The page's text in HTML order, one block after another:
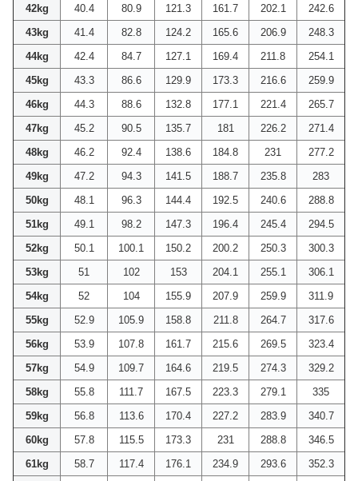
42kg
40.4 80.9 121.3 161.7 202.1
242.6
43kg
41.4 82.8 124.2 165.6 206.9
248.3
44kg
42.4 84.7 127.1 169.4 211.8
254.1
45kg
43.3 86.6 129.9 173.3 216.6
259.9
46kg
44.3 88.6 132.8 177.1 221.4
265.7
47kg
45.2 90.5 135.7 181 226.2
271.4
48kg
46.2 92.4 138.6 184.8 231
277.2
49kg
47.2 94.3 141.5 188.7 235.8
283
50kg
48.1 96.3 144.4 192.5 240.6
288.8
51kg
49.1 98.2 147.3 196.4 245.4
294.5
52kg
50.1 100.1 150.2 200.2 250.3
300.3
53kg
51 102 153 204.1 255.1
306.1
54kg
52 104 155.9 207.9 259.9
311.9
55kg
52.9 105.9 158.8 211.8 264.7
317.6
56kg
53.9 107.8 161.7 215.6 269.5
323.4
57kg
54.9 109.7 164.6 219.5 274.3
329.2
58kg
55.8 111.7 167.5 223.3 279.1
335
59kg
56.8 113.6 170.4 227.2 283.9
340.7
60kg
57.8 115.5 173.3 231 288.8
346.5
61kg
58.7 117.4 176.1 234.9 293.6
352.3